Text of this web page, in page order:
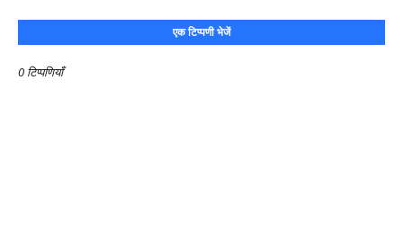
एक टिप्पणी भेजें
0 टिप्पणियाँ